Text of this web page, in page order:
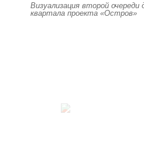
Визуализация второй очереди
квартала проекта «Остров»